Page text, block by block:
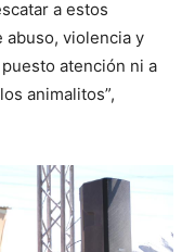
a estos
abuso, violencia y
atención ni a
animalitos”,